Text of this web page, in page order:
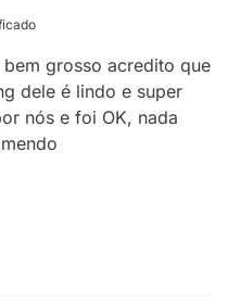
grosso acredito que
dele é lindo e super
nós e foi OK, nada